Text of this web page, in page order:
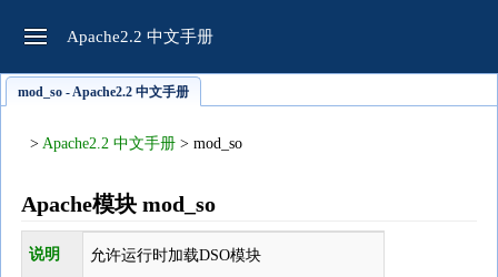
Apache2.2 中文手册
mod_so - Apache2.2 中文手册
> Apache2.2 中文手册 > mod_so
Apache模块 mod_so
说明 允许运行时加载DSO模块